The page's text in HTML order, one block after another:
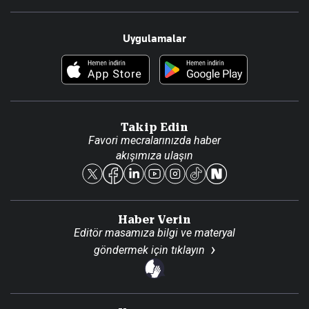
Resmî Ilanlar
Foto Haber
Hakkımızda
Künye
Reklam Ver
Uygulamalar
Takip Edin
Favori mecralarınızda haber
akışımıza ulaşın
Haber Verin
Editör masamıza bilgi ve materyal
göndermek için tıklayın